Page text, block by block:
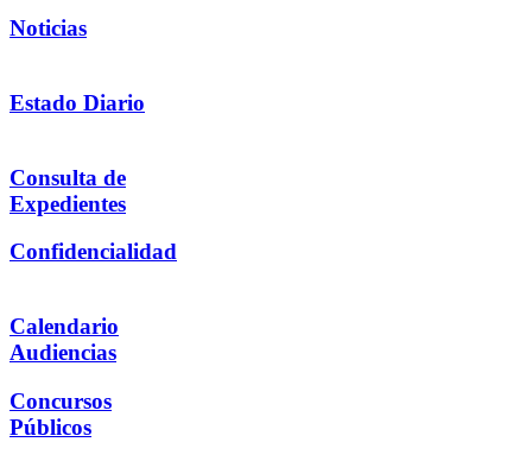
Noticias
Estado Diario
Consulta de
Expedientes
Confidencialidad
Calendario
Audiencias
Concursos
Públicos